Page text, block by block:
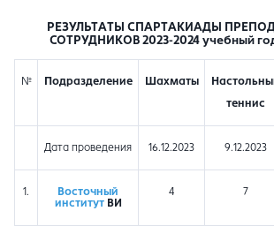
РЕЗУЛЬТАТЫ СПАРТАКИАДЫ
СОТРУДНИКОВ 2023-2024 учебный
№ Подразделение Шахматы
теннис
Дата проведения 16.12.2023 9.12.2023
1.
Восточный
институтВИ
4 7